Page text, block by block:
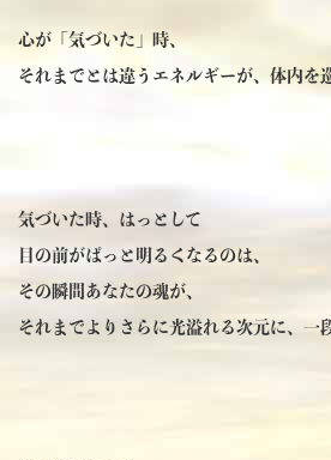
心が「気づいた」時、
それまでとは違うエネルギーが、体内を
気づいた時、はっとして
目の前がぱっと明るくなるのは、
その瞬間あなたの魂が、
それまでよりさらに光溢れる次元に、一